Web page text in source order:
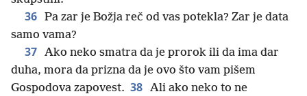
36 Pa zar je Božja reč od vas potekla? Zar je data
samo vama?
37 Ako neko smatra da je prorok ili da ima dar
duha, mora da prizna da je ovo što vam pišem
Gospodova zapovest. 38 Ali ako neko to ne